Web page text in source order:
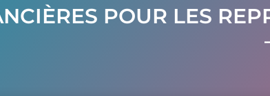
POUR LES